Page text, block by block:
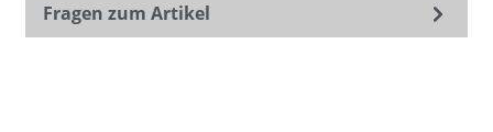
Fragen zum Artikel